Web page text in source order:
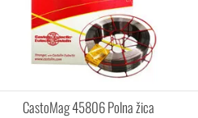
CastoMag 45806 Polna žica